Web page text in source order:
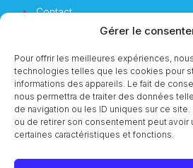
Gérer le
Pour offrir les meilleures expériences,
technologies telles que les cookies pour
informations des appareils. Le fait de
nous permettra de traiter des données
de navigation ou les ID uniques sur ce
ou de retirer son consentement peut avoir
certaines caractéristiques et fonctions.
Contact
Newsletter
Vous souhaitez suivre notre actualité ?